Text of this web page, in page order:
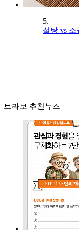
5.
설탕 vs
브라보 추천뉴스